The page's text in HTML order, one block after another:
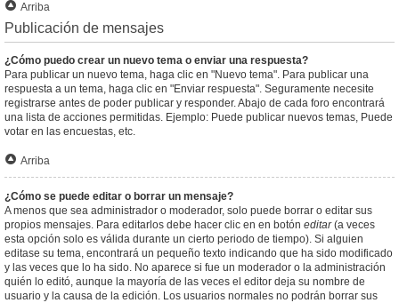
Arriba
Publicación de mensajes
¿Cómo puedo crear un nuevo tema o enviar una respuesta?
Para publicar un nuevo tema, haga clic en "Nuevo tema". Para publicar una
respuesta a un tema, haga clic en "Enviar respuesta". Seguramente necesite
registrarse antes de poder publicar y responder. Abajo de cada foro encontrará
una lista de acciones permitidas. Ejemplo: Puede publicar nuevos temas, Puede
votar en las encuestas, etc.
Arriba
¿Cómo se puede editar o borrar un mensaje?
A menos que sea administrador o moderador, solo puede borrar o editar sus
propios mensajes. Para editarlos debe hacer clic en en botón editar(a veces
esta opción solo es válida durante un cierto periodo de tiempo). Si alguien
editase su tema, encontrará un pequeño texto indicando que ha sido modificado
y las veces que lo ha sido. No aparece si fue un moderador o la administración
quién lo editó, aunque la mayoría de las veces el editor deja su nombre de
usuario y la causa de la edición. Los usuarios normales no podrán borrar sus